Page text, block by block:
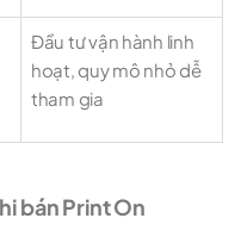
Đầu tư vận hành linh
hoạt, quy mô nhỏ dễ
tham gia
bán Print On